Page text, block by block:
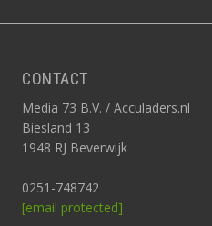
CONTACT
Media 73 B.V. / Acculaders.nl
Biesland 13
1948 RJ Beverwijk
0251-748742
[email protected]